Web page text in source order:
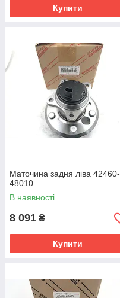
Купити
Маточина задня ліва 42460-
48010
В наявності
8 091 ₴
Купити